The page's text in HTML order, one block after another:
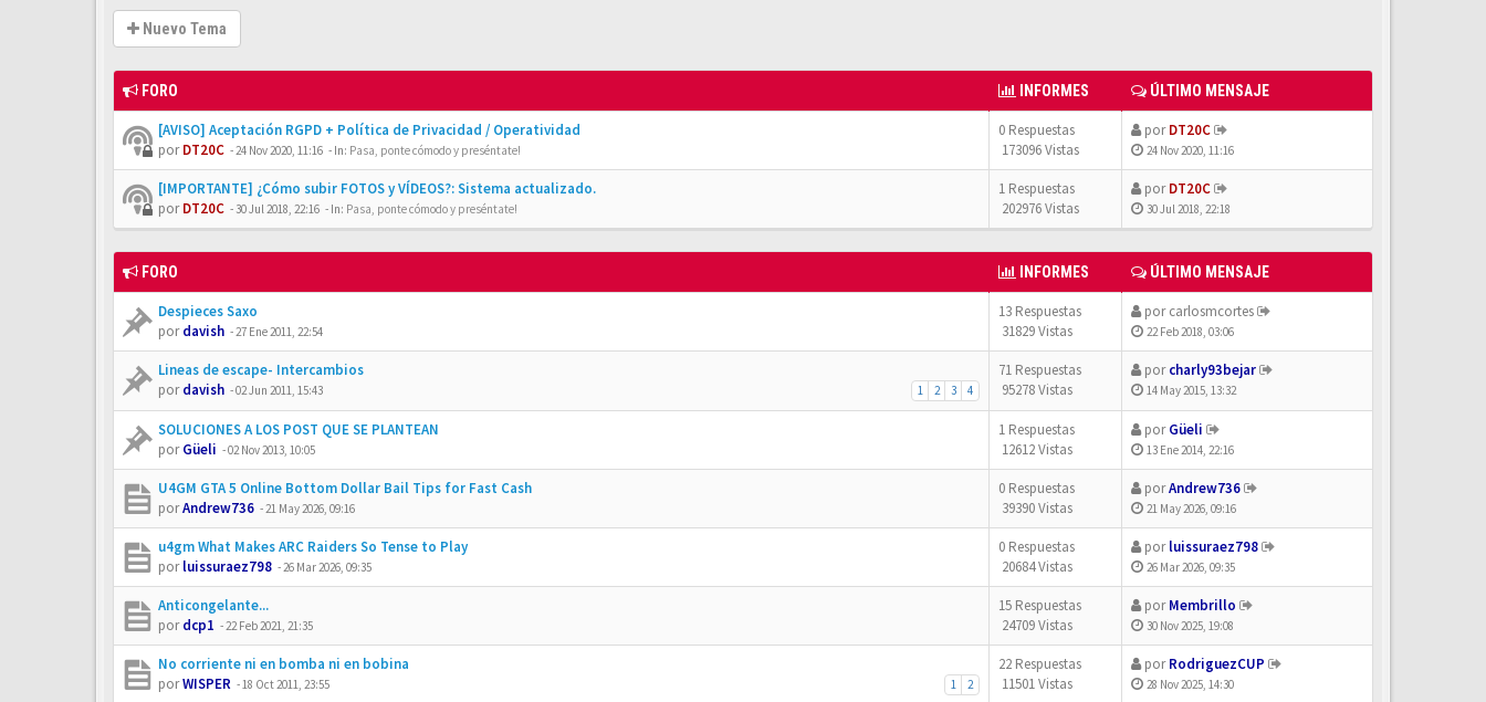
Nuevo Tema
FORO INFORMES ÚLTIMO MENSAJE
[AVISO] Aceptación RGPD + Política de Privacidad / Operatividad
porDT20C -24 Nov 2020, 11:16 - In: Pasa, ponte cómodo y preséntate!
0 Respuestas
173096 Vistas
porDT20C
24 Nov 2020, 11:16
[IMPORTANTE] ¿Cómo subir FOTOS y VÍDEOS?: Sistema actualizado.
porDT20C - 30 Jul 2018, 22:16 - In: Pasa, ponte cómodo y preséntate!
1 Respuestas
202976 Vistas
porDT20C
30 Jul 2018, 22:18
FORO INFORMES ÚLTIMO MENSAJE
Despieces Saxo
pordavish -27 Ene 2011, 22:54
13 Respuestas
31829 Vistas
porcarlosmcortes
22 Feb 2018, 03:06
Lineas de escape- Intercambios
1 2 3 4
pordavish -02 Jun 2011, 15:43
71 Respuestas
95278 Vistas
porcharly93bejar
14 May 2015, 13:32
SOLUCIONES A LOS POST QUE SE PLANTEAN
porGüeli -02 Nov 2013, 10:05
1 Respuestas
12612 Vistas
porGüeli
13 Ene 2014, 22:16
U4GM GTA 5 Online Bottom Dollar Bail Tips for Fast Cash
porAndrew736 -21 May 2026, 09:16
0 Respuestas
39390 Vistas
porAndrew736
21 May 2026, 09:16
u4gm What Makes ARC Raiders So Tense to Play
porluissuraez798 -26 Mar 2026, 09:35
0 Respuestas
20684 Vistas
porluissuraez798
26 Mar 2026, 09:35
Anticongelante...
pordcp1 -22 Feb 2021, 21:35
15 Respuestas
24709 Vistas
porMembrillo
30 Nov 2025, 19:08
No corriente ni en bomba ni en bobina
1 2
porWISPER -18 Oct 2011, 23:55
22 Respuestas
11501 Vistas
porRodriguezCUP
28 Nov 2025, 14:30